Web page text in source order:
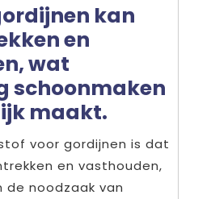
kan
en
wat
schoonmaken
maakt.
voor gordijnen is dat
en vasthouden,
noodzaak van